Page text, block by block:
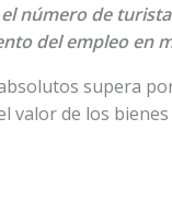
número de
del empleo en
supera
valor de los